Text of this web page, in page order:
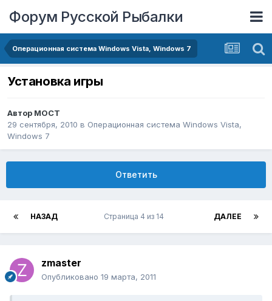
Форум Русской Рыбалки
Операционная система Windows Vista, Windows 7
Установка игры
Автор MOCT
29 сентября, 2010 в Операционная система Windows Vista,
Windows 7
Ответить
НАЗАД ДАЛЕЕ
Страница 4 из 14
zmaster
Опубликовано 19 марта, 2011